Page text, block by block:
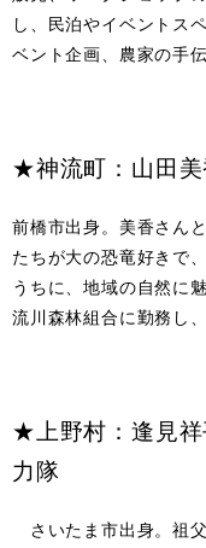
し、民泊やイベントス
ベント企画、農家の手
★神流町：山田美
前橋市出身。美香さん
たちが大の恐竜好きで
うちに、地域の自然に
流川森林組合に勤務し
★上野村：逢見
力隊
さいたま市出身。祖